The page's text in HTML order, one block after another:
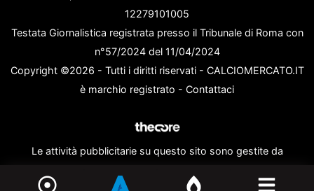
12279101005
Testata Giornalistica registrata presso il Tribunale di Roma con
n°57/2024 del 11/04/2024
Copyright ©2026 - Tutti i diritti riservati - CALCIOMERCATO.IT
è marchio registrato - Contattaci
Le attività pubblicitarie su questo sito sono gestite da